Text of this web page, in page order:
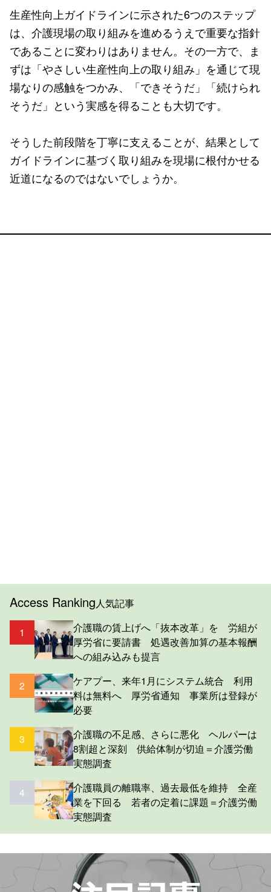
生産性向上ガイドラインに示された6つのステップ
は、介護現場の取り組みを進めるうえで重要な指針
であることに変わりはありません。その一方で、ま
ずは「やさしい生産性向上の取り組み」を通じて現
場なりの感触をつかみ、「できそうだ」「続けられ
そうだ」という実感を得ることも大切です。
そうした前段階を丁寧に支えることが、結果として
ガイドラインに基づく取り組みを現場に根付かせる
近道になるのではないでしょうか。
Access Ranking人気記事
1
介護職の賃上げへ「抜本改革」を 労組が
厚労省に要請書 処遇改善加算の基本報酬
への組み込みも提言
2
ケアプー、来年1月にシステム統合 利用
料は無料へ 厚労省通知 事業所は登録が
必要
3
介護職の不足感、さらに悪化 ヘルパーは
8割超と深刻 供給体制が切迫＝介護労働
実態調査
4
介護職員の離職率、過去最低を維持 全産
業を下回る 若者の定着に課題＝介護労働
実態調査